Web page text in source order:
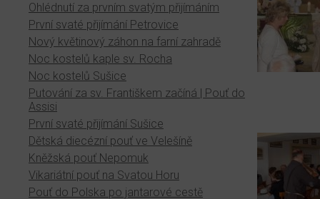
Ohlédnutí za prvním svatým přijímáním
První svaté přijímání Petrovice
Nový květinový záhon na farní zahradě
Noc kostelů kaple sv. Rocha
Noc kostelů Sušice
Putování za sv. Františkem začíná | Pouť do
Assisi
První svaté přijímání Sušice
Dětská diecézní pouť ve Velešíně
Kněžská pouť Nepomuk
Vikariátní pouť na Svatou Horu
Pouť do Polska po jantarové cestě